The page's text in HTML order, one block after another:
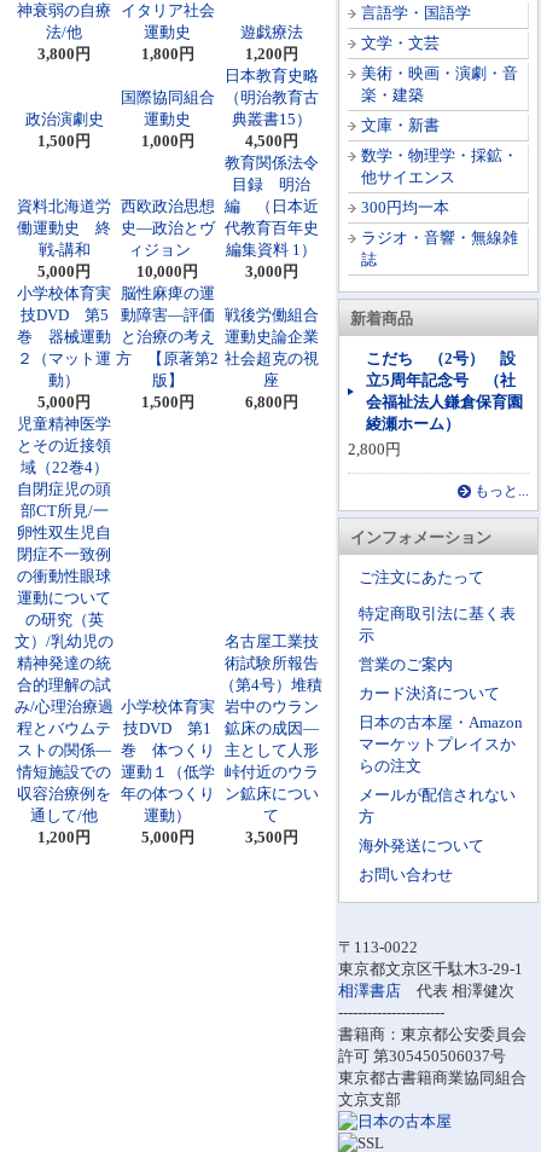
言語学・国語学
文学・文芸
美術・映画・演劇・音
楽・建築
文庫・新書
数学・物理学・採鉱・
他サイエンス
300円均一本
ラジオ・音響・無線雑
誌
新着商品
こだち （2号） 設
立5周年記念号 （社
会福祉法人鎌倉保育園
綾瀬ホーム）
2,800円
もっと...
インフォメーション
ご注文にあたって
特定商取引法に基く表
示
営業のご案内
カード決済について
日本の古本屋・Amazon
マーケットプレイスか
らの注文
メールが配信されない
方
海外発送について
お問い合わせ
〒113-0022
東京都文京区千駄木3-29-1
相澤書店 代表 相澤健次
----------------------
書籍商：東京都公安委員会
許可 第305450506037号
東京都古書籍商業協同組合
文京支部
神衰弱の自療
法/他
3,800円
イタリア社会
運動史
1,800円
遊戯療法
1,200円
政治演劇史
1,500円
国際協同組合
運動史
1,000円
日本教育史略
（明治教育古
典叢書15）
4,500円
資料北海道労
働運動史 終
戦-講和
5,000円
西欧政治思想
史―政治とヴ
ィジョン
10,000円
教育関係法令
目録 明治
編 （日本近
代教育百年史
編集資料 1）
3,000円
小学校体育実
技DVD 第5
巻 器械運動
２（マット運
動）
5,000円
脳性麻痺の運
動障害―評価
と治療の考え
方 【原著第2
版】
1,500円
戦後労働組合
運動史論企業
社会超克の視
座
6,800円
児童精神医学
とその近接領
域（22巻4）
自閉症児の頭
部CT所見/一
卵性双生児自
閉症不一致例
の衝動性眼球
運動について
の研究（英
文）/乳幼児の
精神発達の統
合的理解の試
み/心理治療過
程とバウムテ
ストの関係―
情短施設での
収容治療例を
通して/他
1,200円
小学校体育実
技DVD 第1
巻 体つくり
運動１（低学
年の体つくり
運動）
5,000円
名古屋工業技
術試験所報告
（第4号）堆積
岩中のウラン
鉱床の成因―
主として人形
峠付近のウラ
ン鉱床につい
て
3,500円